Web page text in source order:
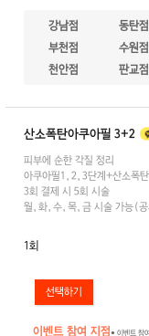
강남점 동탄점
부천점
수원점
천안점
판교점
산소폭탄아쿠아필 3+2
피부에 순한 각질 정리
아쿠아필1,2,3단계+산소폭
3회 결제 시 5회 시술
월,화,수,목,금 시술 가능(공
1회
이벤트 참여 지점● 이벤트 참여